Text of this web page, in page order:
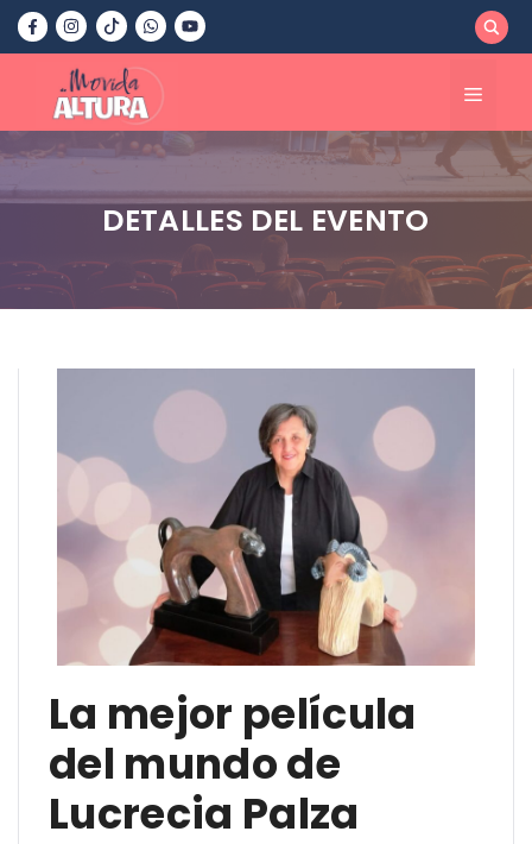
Saltar
contenido
Menú
DETALLES DEL EVENTO
La mejor película
del mundo de
Lucrecia Palza